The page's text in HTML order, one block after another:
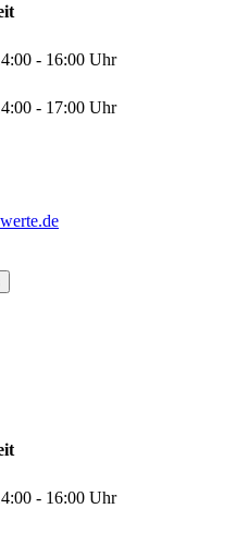
- 16:00 Uhr
- 17:00 Uhr
- 16:00 Uhr